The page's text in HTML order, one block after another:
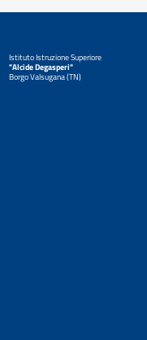
Istituto Istruzione Superiore
"Alcide Degasperi"
Borgo Valsugana (TN)